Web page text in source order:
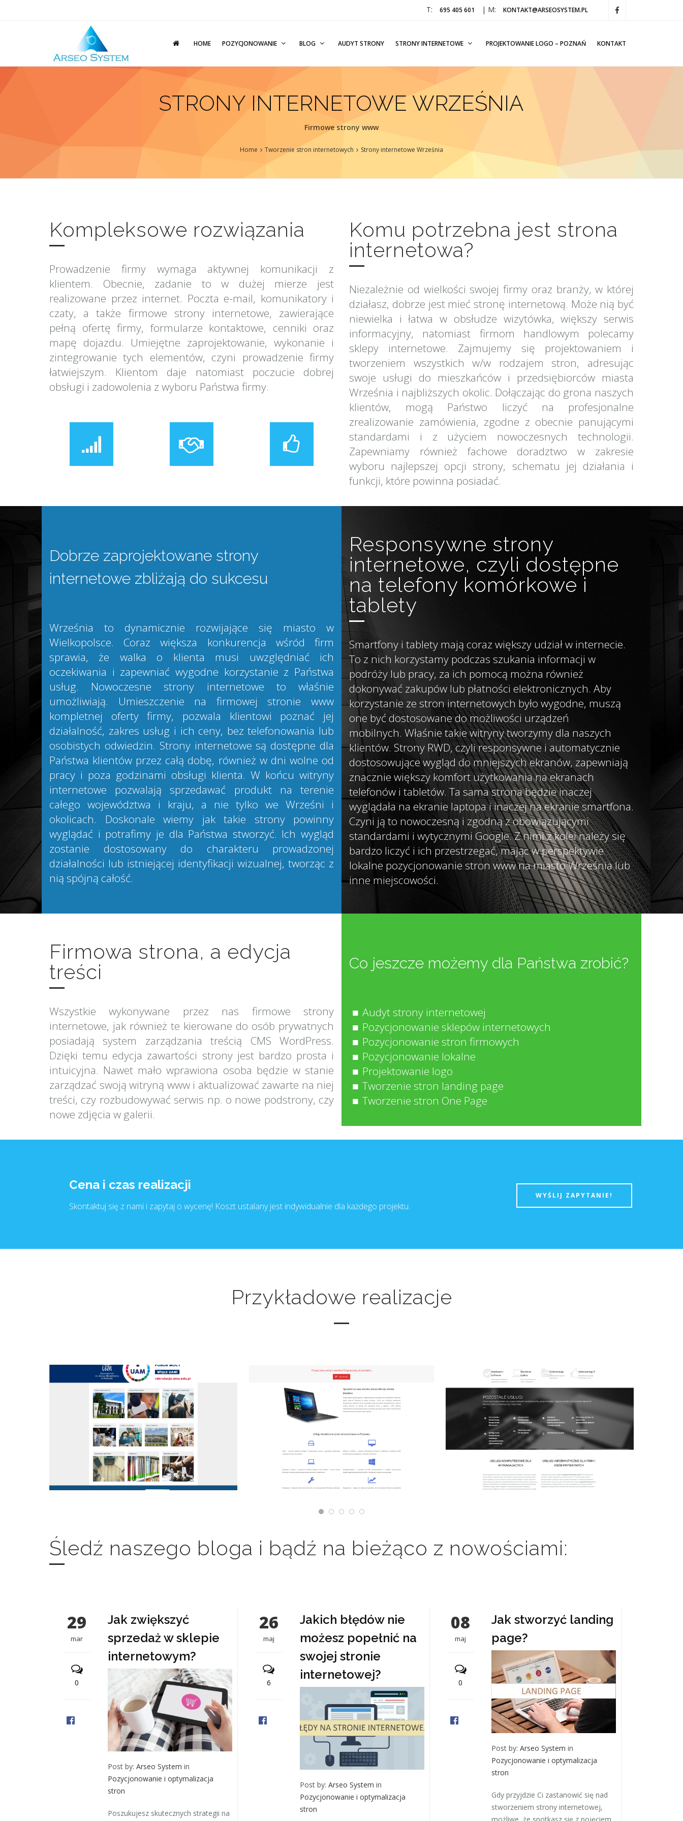
T: 695 405 601 | M: KONTAKT@ARSEOSYSTEM.PL
HOME POZYCJONOWANIE BLOG AUDYT STRONY STRONY INTERNETOWE PROJEKTOWANIE LOGO – POZNAŃ KONTAKT
STRONY INTERNETOWE WRZEŚNIA
Firmowe strony www
Home Tworzenie stron internetowych Strony internetowe Września
Kompleksowe rozwiązania
Prowadzenie firmy wymaga aktywnej komunikacji z
klientem. Obecnie, zadanie to w dużej mierze jest
realizowane przez internet. Poczta e-mail, komunikatory i
czaty, a także firmowe strony internetowe, zawierające
pełną ofertę firmy, formularze kontaktowe, cenniki oraz
mapę dojazdu. Umiejętne zaprojektowanie, wykonanie i
zintegrowanie tych elementów, czyni prowadzenie firmy
łatwiejszym. Klientom daje natomiast poczucie dobrej
obsługi i zadowolenia z wyboru Państwa firmy.
Komu potrzebna jest strona
internetowa?
Niezależnie od wielkości swojej firmy oraz branży, w której
działasz, dobrze jest mieć stronę internetową. Może nią być
niewielka i łatwa w obsłudze wizytówka, większy serwis
informacyjny, natomiast firmom handlowym polecamy
sklepy internetowe. Zajmujemy się projektowaniem i
tworzeniem wszystkich w/w rodzajem stron, adresując
swoje usługi do mieszkańców i przedsiębiorców miasta
Września i najbliższych okolic. Dołączając do grona naszych
klientów, mogą Państwo liczyć na profesjonalne
zrealizowanie zamówienia, zgodne z obecnie panującymi
standardami i z użyciem nowoczesnych technologii.
Zapewniamy również fachowe doradztwo w zakresie
wyboru najlepszej opcji strony, schematu jej działania i
funkcji, które powinna posiadać.
Dobrze zaprojektowane strony
internetowe zbliżają do sukcesu
Września to dynamicznie rozwijające się miasto w
Wielkopolsce. Coraz większa konkurencja wśród firm
sprawia, że walka o klienta musi uwzględniać ich
oczekiwania i zapewniać wygodne korzystanie z Państwa
usług. Nowoczesne strony internetowe to właśnie
umożliwiają. Umieszczenie na firmowej stronie www
kompletnej oferty firmy, pozwala klientowi poznać jej
działalność, zakres usług i ich ceny, bez telefonowania lub
osobistych odwiedzin. Strony internetowe są dostępne dla
Państwa klientów przez całą dobę, również w dni wolne od
pracy i poza godzinami obsługi klienta. W końcu witryny
internetowe pozwalają sprzedawać produkt na terenie
całego województwa i kraju, a nie tylko we Wrześni i
okolicach. Doskonale wiemy jak takie strony powinny
wyglądać i potrafimy je dla Państwa stworzyć. Ich wygląd
zostanie dostosowany do charakteru prowadzonej
działalności lub istniejącej identyfikacji wizualnej, tworząc z
nią spójną całość.
Responsywne strony
internetowe, czyli dostępne
na telefony komórkowe i
tablety
Smartfony i tablety mają coraz większy udział w internecie.
To z nich korzystamy podczas szukania informacji w
podróży lub pracy, za ich pomocą można również
dokonywać zakupów lub płatności elektronicznych. Aby
korzystanie ze stron internetowych było wygodne, muszą
one być dostosowane do możliwości urządzeń
mobilnych. Właśnie takie witryny tworzymy dla naszych
klientów. Strony RWD, czyli responsywne i automatycznie
dostosowujące wygląd do mniejszych ekranów, zapewniają
znacznie większy komfort użytkowania na ekranach
telefonów i tabletów. Ta sama strona będzie inaczej
wyglądała na ekranie laptopa i inaczej na ekranie smartfona.
Czyni ją to nowoczesną i zgodną z obowiązującymi
standardami i wytycznymi Google. Z nimi z kolei należy się
bardzo liczyć i ich przestrzegać, mając w perspektywie
lokalne pozycjonowanie stronwww na miasto Września lub
inne miejscowości.
Firmowa strona, a edycja
treści
Wszystkie wykonywane przez nas firmowe strony
internetowe, jak również te kierowane do osób prywatnych
posiadają system zarządzania treścią CMS WordPress.
Dzięki temu edycja zawartości strony jest bardzo prosta i
intuicyjna. Nawet mało wprawiona osoba będzie w stanie
zarządzać swoją witryną www i aktualizować zawarte na niej
treści, czy rozbudowywać serwis np. o nowe podstrony, czy
nowe zdjęcia w galerii.
Co jeszcze możemy dla Państwa zrobić?
Audyt strony internetowej
Pozycjonowanie sklepów internetowych
Pozycjonowanie stron firmowych
Pozycjonowanie lokalne
Projektowanie logo
Tworzenie stron landing page
Tworzenie stron One Page
Cena i czas realizacji
Skontaktuj się z nami i zapytaj o wycenę! Koszt ustalany jest indywidualnie dla każdego projektu.
WYŚLIJ ZAPYTANIE!
Przykładowe realizacje
Śledź naszego bloga i bądź na bieżąco z nowościami:
Jak zwiększyć
sprzedaż w sklepie
internetowym?
Post by: Arseo System in
Pozycjonowanie i optymalizacja
stron
Poszukujesz skutecznych strategii na
29
mar
0
Jakich błędów nie
możesz popełnić na
swojej stronie
internetowej?
Post by: Arseo System in
Pozycjonowanie i optymalizacja
stron
26
maj
6
Jak stworzyć landing
page?
Post by:Arseo System in
Pozycjonowanie i optymalizacja
stron
Gdy przyjdzie Ci zastanowić się nad
stworzeniem strony internetowej,
08
maj
0